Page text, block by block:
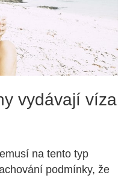
vydávají víza
na tento typ
podmínky, že